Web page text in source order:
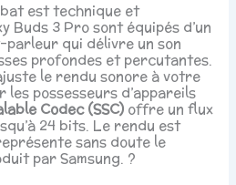
est technique et
Buds 3 Pro sont équipés d’un
parleur qui délivre un son
profondes et percutantes.
le rendu sonore à votre
les possesseurs d’appareils
Codec (SSC) offre un flux
24 bits. Le rendu est
sans doute le
par Samsung. ?